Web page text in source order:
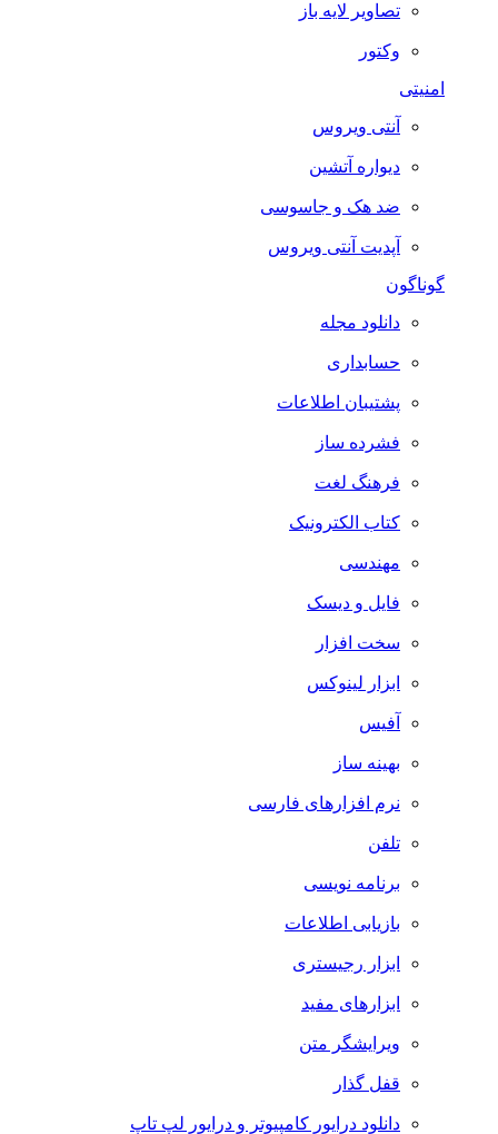
تصاویر لایه باز
وکتور
امنیتی
آنتی ویروس
دیواره آتشین
ضد هک و جاسوسی
آپدیت آنتی ویروس
گوناگون
دانلود مجله
حسابداری
پشتیبان اطلاعات
فشرده ساز
فرهنگ لغت
کتاب الکترونیک
مهندسی
فایل و دیسک
سخت افزار
ابزار لینوکس
آفیس
بهینه ساز
نرم افزارهای فارسی
تلفن
برنامه نویسی
بازیابی اطلاعات
ابزار رجیستری
ابزارهای مفید
ویرایشگر متن
قفل گذار
دانلود درایور کامپیوتر و درایور لپ تاپ